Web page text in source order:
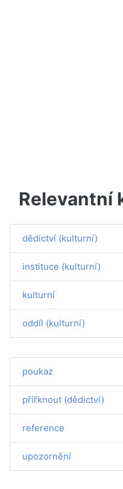
Relevantní
dědictví (kulturní)
instituce (kulturní)
kulturní
oddíl (kulturní)
poukaz
přiřknout (dědictví)
reference
upozornění